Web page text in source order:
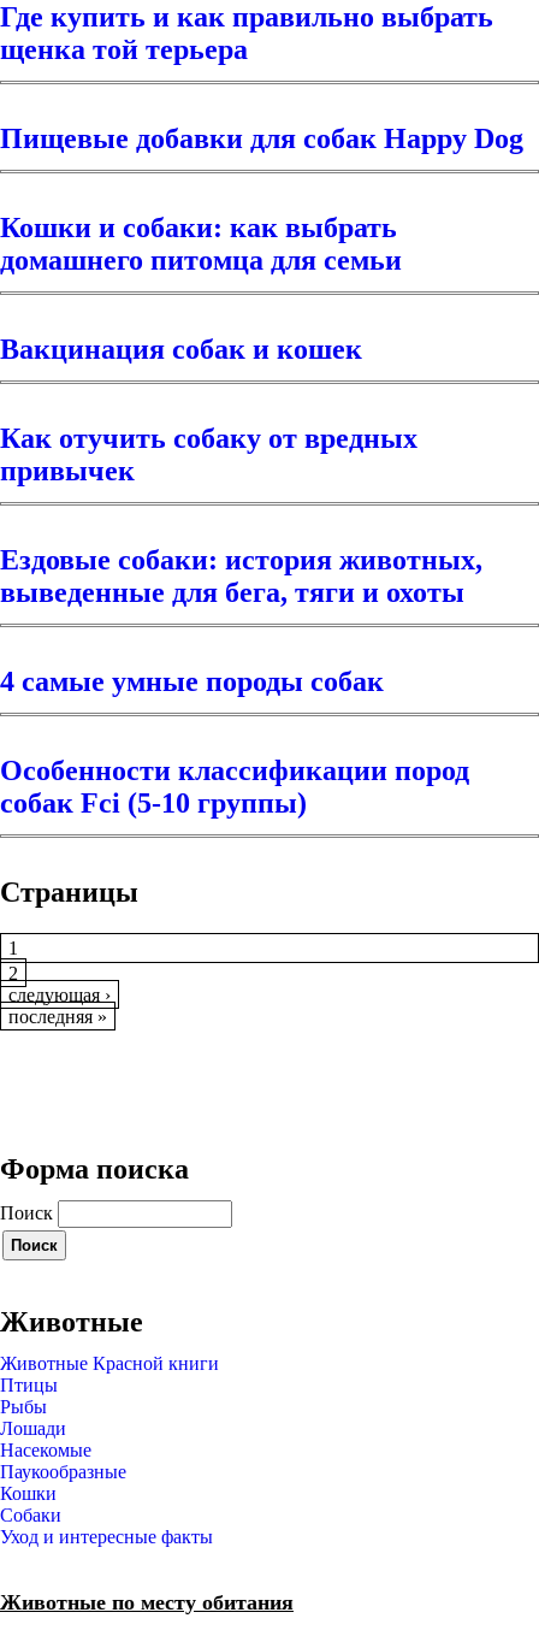
Где купить и как правильно выбрать
щенка той терьера
Пищевые добавки для собак Happy Dog
Кошки и собаки: как выбрать
домашнего питомца для семьи
Вакцинация собак и кошек
Как отучить собаку от вредных
привычек
Ездовые собаки: история животных,
выведенные для бега, тяги и охоты
4 самые умные породы собак
Особенности классификации пород
собак Fci (5-10 группы)
Страницы
1
2
следующая ›
последняя »
Форма поиска
Поиск
Животные
Животные Красной книги
Птицы
Рыбы
Лошади
Насекомые
Паукообразные
Кошки
Собаки
Уход и интересные факты
Животные по месту обитания